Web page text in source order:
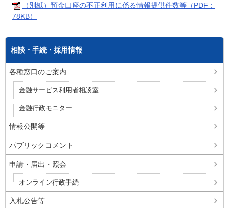
（別紙）預金口座の不正利用に係る情報提供件数等（PDF：
78KB）
相談・手続・採用情報
各種窓口のご案内
金融サービス利用者相談室
金融行政モニター
情報公開等
パブリックコメント
申請・届出・照会
オンライン行政手続
入札公告等